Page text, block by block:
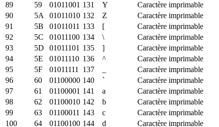
89
59 01011001 131 Y
Caractère imprimable
90
5A 01011010 132 Z
Caractère imprimable
91
5B 01011011 133 [
Caractère imprimable
92
5C 01011100 134 \
Caractère imprimable
93
5D 01011101 135 ]
Caractère imprimable
94
5E 01011110 136 ^
Caractère imprimable
95
5F 01011111 137
Caractère imprimable
96
60 01100000 140 `
Caractère imprimable
97
61 01100001 141 a
Caractère imprimable
98
62 01100010 142 b
Caractère imprimable
99
63 01100011 143 c
Caractère imprimable
100
64 01100100 144 d Caractère imprimable